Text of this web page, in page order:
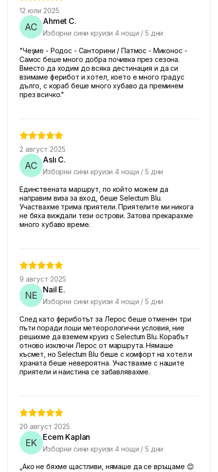
12 юли 2025
AC
Ahmet C.
Изборни сини круизи 4 нощи / 5 дни
"Чeşме - Родос - Санторини / Патмос - Миконос -
Самос беше много добра почивка през сезона.
Вместо да ходим до всяка дестинация и да си
взимаме ферибот и хотел, което е много градус
дълго, с кораб беше много хубаво да преминем
през всичко."
2 август 2025
AC
Aslı C.
Изборни сини круизи 4 нощи / 5 дни
Единствената маршрут, по който можем да
направим виза за вход, беше Selectum Blu.
Участвахме трима приятели. Приятелите ми никога
не бяха виждали тези острови. Затова прекарахме
много хубаво време.
9 август 2025
NE
Nail E.
Изборни сини круизи 4 нощи / 5 дни
След като фериботът за Лерос беше отменен три
пъти поради лоши метеорологични условия, ние
решихме да вземем круиз с Selectum Blu. Корабът
отново изключи Лерос от маршрута. Нямаше
късмет, но Selectum Blu беше с комфорт на хотел и
храната беше невероятна. Участвахме с нашите
приятели и наистина се забавлявахме.
20 август 2025
EK
Ecem Kaplan
Изборни сини круизи 4 нощи / 5 дни
„Ако не бяхме щастливи, нямаше да се връщаме 😊